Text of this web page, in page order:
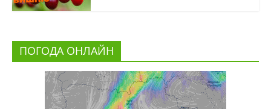
ПОГОДА ОНЛАЙН